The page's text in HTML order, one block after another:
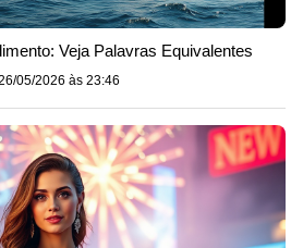
Veja Palavras Equivalentes
05/2026 às 23:46